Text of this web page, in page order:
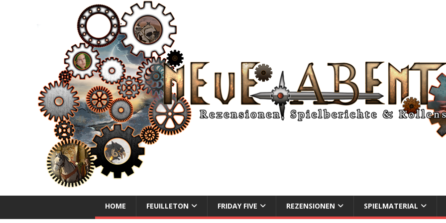
NEUE ABENTEUER
HOME FEUILLETON FRIDAY FIVE REZENSIONEN SPIELMATERIAL